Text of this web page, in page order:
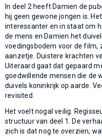
In deel 2 heeft Damien de
hij geen gewone jongen is.
interessanter en in staat om
de mens en Damien het
voedingsbodem voor de film,
aanzetje. Duistere krachten
Uiteraard gaat dat gepaard
goedwillende mensen die de
duivels koninkrijk op aarde.
revisited.
Het voelt nogal veilig.
structuur van deel 1. De
zich is dat nog te overzien,